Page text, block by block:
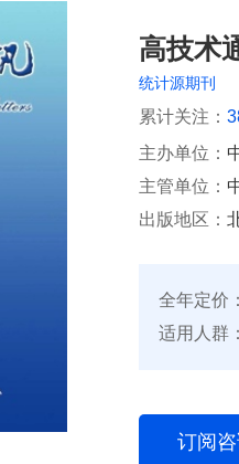
高技术
统计源期刊
累计关注：
主办单位：
主管单位：
出版地区：
全年定价：
适用人群：
订阅